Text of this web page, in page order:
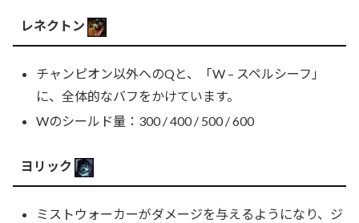
レネクトン
チャンピオン以外へのQと、「W – スペルシーフ」
に、全体的なバフをかけています。
Wのシールド量：300 / 400 / 500 / 600
ヨリック
ミストウォーカーがダメージを与えるようになり、ジ